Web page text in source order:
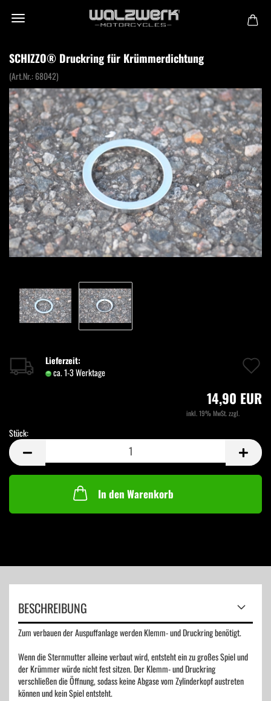
SCHIZZO® Druckring für Krümmerdichtung
(Art.Nr.:68042)
Lieferzeit:
ca. 1-3 Werktage
14,90 EUR
inkl. 19% MwSt. zzgl.
Stück:
Stück
In den Warenkorb
BESCHREIBUNG
Zum verbauen der Auspuffanlage werden Klemm- und Druckring benötigt.
Wenn die Sternmutter alleine verbaut wird, entsteht ein zu großes Spiel und
der Krümmer würde nicht fest sitzen. Der Klemm- und Druckring
verschließen die Öffnung, sodass keine Abgase vom Zylinderkopf austreten
können und kein Spiel entsteht.